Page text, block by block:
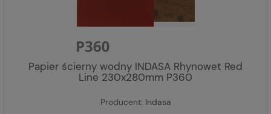
Papier ścierny wodny INDASA Rhynowet Red
Line 230x280mm P360
Producent: Indasa